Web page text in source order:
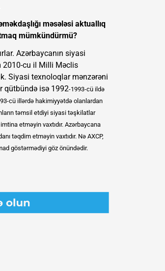
məsələsi aktuallıq
mümkündürmü?
Azərbaycanın siyasi
2010-cu il Milli Məclis
Siyasi texnoloqlar mənzərəni
qütbündə isə 1992-1993-cü ildə
cü illərdə hakimiyyətdə olanlardan
təmsil etdiyi siyasi təşkilatlar
etməyin vaxtıdır. Azərbaycana
təqdim etməyin vaxtıdır. Nə AXCP,
göstərmədiyi göz önündədir.